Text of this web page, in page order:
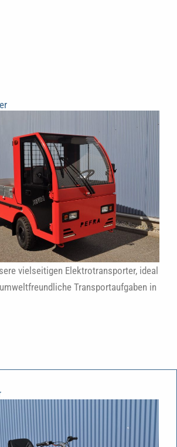
vielseitigen Elektrotransporter, ideal
Transportaufgaben in